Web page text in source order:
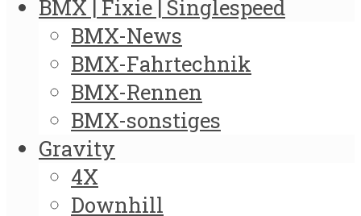
BMX | Fixie | Singlespeed
BMX-News
BMX-Fahrtechnik
BMX-Rennen
BMX-sonstiges
Gravity
4X
Downhill